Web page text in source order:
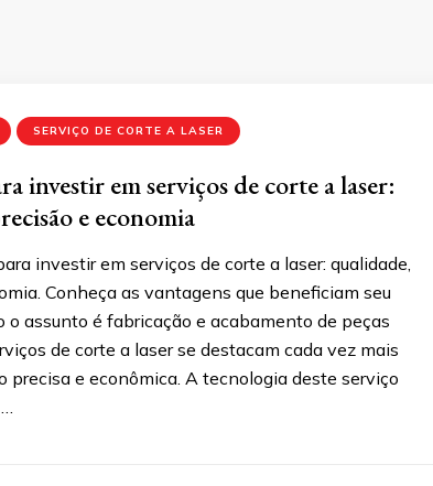
SERVIÇO DE CORTE A LASER
investir em serviços de corte a laser:
e economia
investir em serviços de corte a laser: qualidade,
Conheça as vantagens que beneficiam seu
o assunto é fabricação e acabamento de peças
de corte a laser se destacam cada vez mais
precisa e econômica. A tecnologia deste serviço